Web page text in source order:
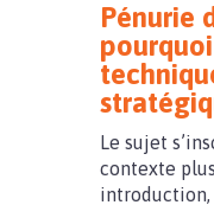
Pénurie
Le sujet
contexte
introduction,